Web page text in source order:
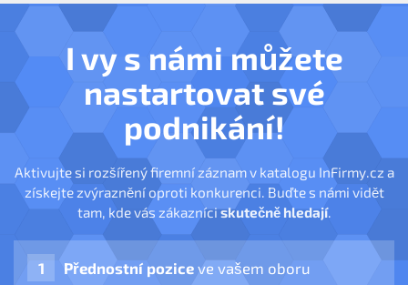
I vy s námi můžete
nastartovat své
podnikání!
Aktivujte si rozšířený firemní záznam v katalogu InFirmy.cz a
získejte zvýraznění oproti konkurenci. Buďte s námi vidět
tam, kde vás zákazníciskutečně hledají.
Přednostní pozice ve vašem oboru